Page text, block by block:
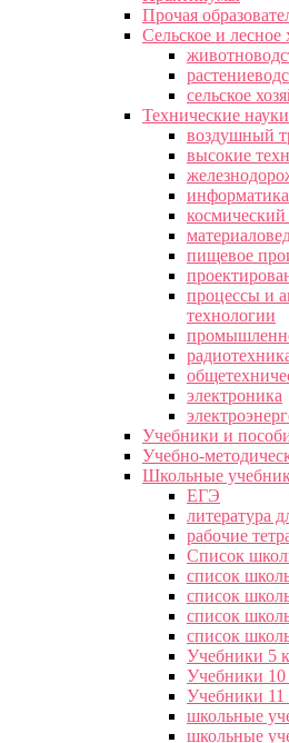
Прочая
Сельское и лесное
сельское
Технические науки
воздушный
высокие
космический
пищевое
процессы и
технологии
электроника
Учебники и
Учебно-
Школьные
ЕГЭ
литература
рабочие
Список
список
список
список
список
Учебники 5
Учебники 10
Учебники 11
школьные
школьные